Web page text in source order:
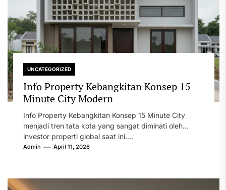
UNCATEGORIZED
Info Property Kebangkitan Konsep 15
Minute City Modern
Info Property Kebangkitan Konsep 15 Minute City
menjadi tren tata kota yang sangat diminati oleh
investor properti global saat ini....
Admin April 11, 2026